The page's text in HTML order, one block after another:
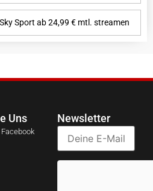
Sport ab 24,99 € mtl. streamen
Uns
Facebook
Newsletter